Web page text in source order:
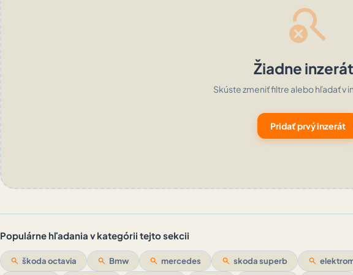
search_off
Žiadne
Skúste zmeniť filtre alebo hľadať v
Pridať prvý inzerát
Populárne hľadania v kategórii tejto sekcii
search škoda octavia search Bmw search mercedes search skoda superb search